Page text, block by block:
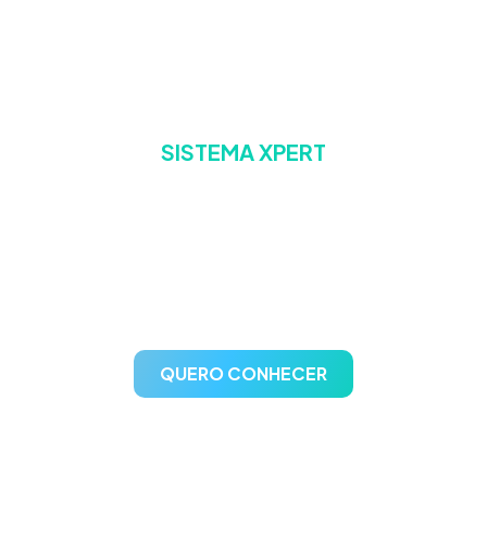
SISTEMA XPERT
QUERO CONHECER